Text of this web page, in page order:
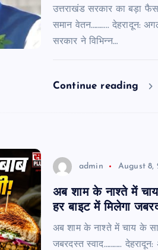
उत्तराखंड सरकार का बड़ा
समान वेतन……….. देहरादून:
सरकार ने विभिन्न…
Continue reading
admin August 8,
अब शाम के नाश्ते में
हर बाइट में मिलेगा
अब शाम के नाश्ते में चाय के
जबरदस्त स्वाद………..